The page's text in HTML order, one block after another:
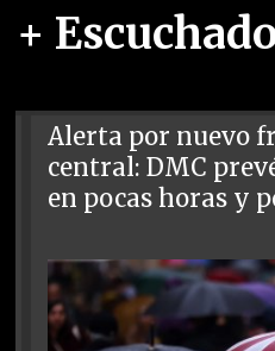
+
Alerta por nuevo
central: DMC
en pocas horas y